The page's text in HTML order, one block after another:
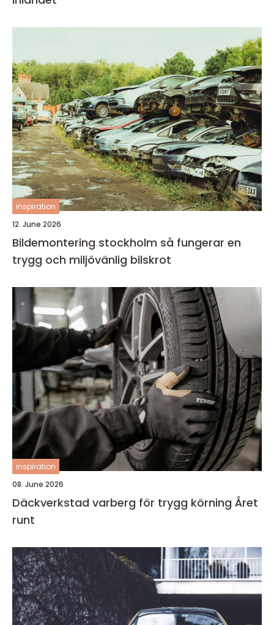
inspiration
12. June 2026
Bildemontering stockholm så fungerar en
trygg och miljövänlig bilskrot
inspiration
08. June 2026
Däckverkstad varberg för trygg körning Året
runt